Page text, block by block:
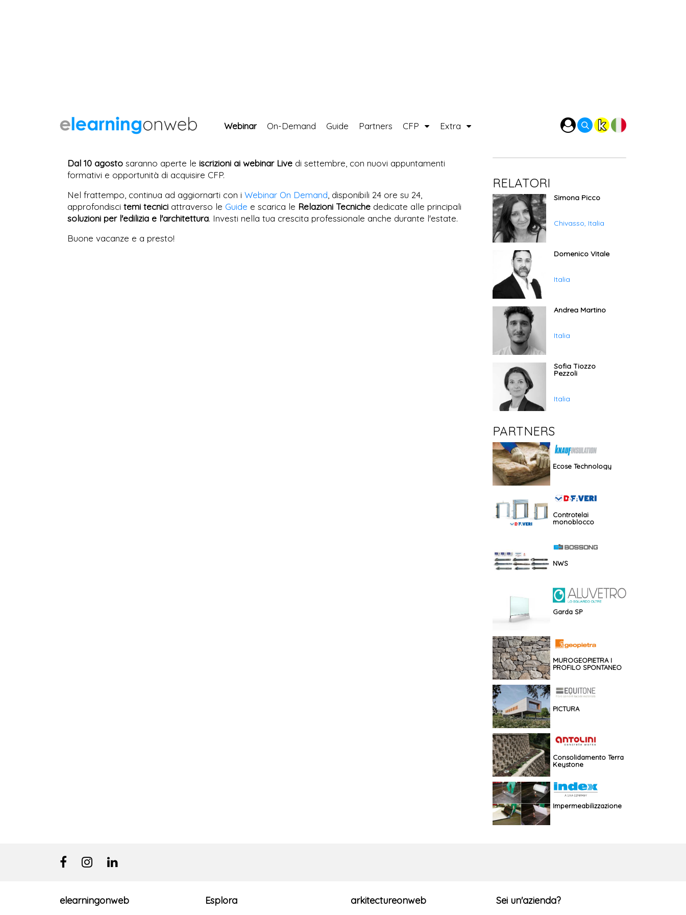
Webinar On-Demand Guide Partners CFP Extra
Dal 10 agosto saranno aperte le iscrizioni ai webinar Live di settembre, con nuovi appuntamenti
formativi e opportunità di acquisire CFP.
Nel frattempo, continua ad aggiornarti con i Webinar On Demand , disponibili 24 ore su 24,
approfondisci temi tecnici attraverso le Guide e scarica le Relazioni Tecniche dedicate alle principali
soluzioni per l'edilizia e l'architettura. Investi nella tua crescita professionale anche durante l'estate.
Buone vacanze e a presto!
RELATORI
Simona Picco
Chivasso, Italia
Domenico Vitale
Italia
Andrea Martino
Italia
Sofia Tiozzo
Pezzoli
Italia
PARTNERS
Ecose Technology
Controtelai
monoblocco
NWS
Garda SP
MUROGEOPIETRA I
PROFILO SPONTANEO
PICTURA
Consolidamento Terra
Keystone
Impermeabilizzazione
elearningonweb Esplora arkitectureonweb Sei un'azienda?